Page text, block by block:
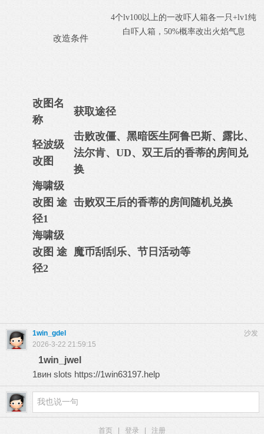
改造条件
4个lv100以上的一改吓人箱各一只+lv1纯
白吓人箱， 50%概率改出 火焰气息
改图名
称
获取途径
轻波级
改图
击败改僵、黑暗医生阿鲁巴斯、露比、
法尔肯、UD、双王后的香蒂的房间兑
换
海啸级
改图 途
径1
击败双王后的香蒂的房间随机兑换
海啸级
改图 途
径2
魔币刮刮乐、节日活动等
沙发
1win_gdel
2026-3-22 21:59:15
1win_jwel
1вин slots https://1win63197.help
首页 登录 注册